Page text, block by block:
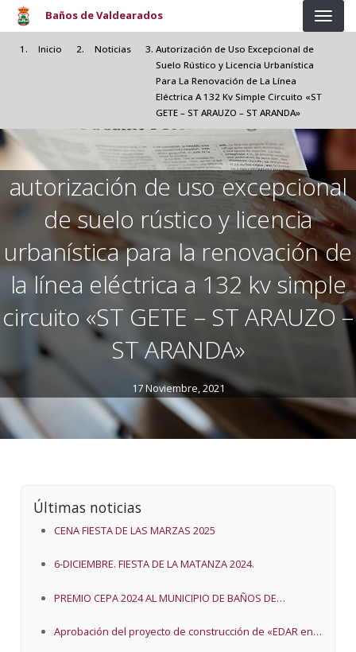
Pasar al contenido principal
Baños de Valdearados
Inicio Noticias
Autorización de Uso Excepcional de
Suelo Rústico y Licencia Urbanística
Para La Renovación de La Línea
Eléctrica A 132 Kv Simple Circuito «ST
GETE – ST ARAUZO – ST ARANDA»
autorización de uso excepcional
de suelo rústico y licencia
urbanística para la renovación de
la línea eléctrica a 132 kv simple
circuito «ST GETE – ST ARAUZO –
ST ARANDA»
17 Noviembre, 2021
Últimas noticias
CENA FIESTA DE LAS MARZAS 2025
6-DICIEMBRE. FIESTA DE LA MATANZA 2024.
PREMIO CEPA 2024 AL MUNICIPIO DE BAÑOS DE
Aprobación del proyecto de construcción de «EDAR en